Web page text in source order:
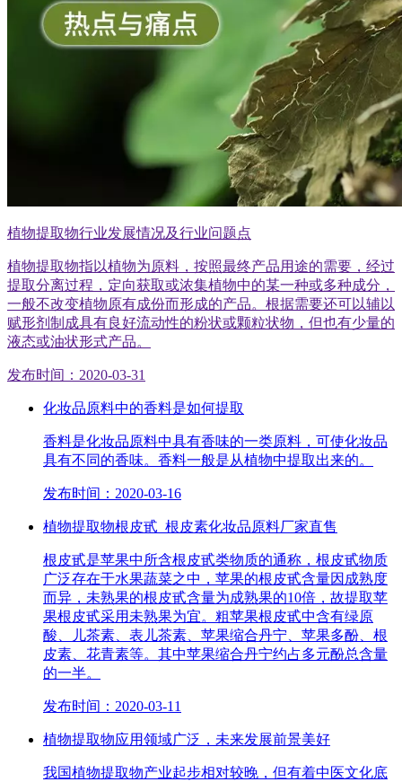
植物提取物行业发展情况及行业问题点
植物提取物指以植物为原料，按照最终产品用途的需要，经过
提取分离过程，定向获取或浓集植物中的某一种或多种成分，
一般不改变植物原有成份而形成的产品。根据需要还可以辅以
赋形剂制成具有良好流动性的粉状或颗粒状物，但也有少量的
液态或油状形式产品。
发布时间：2020-03-31
化妆品原料中的香料是如何提取
香料是化妆品原料中具有香味的一类原料，可使化妆品
具有不同的香味。香料一般是从植物中提取出来的。
发布时间：2020-03-16
植物提取物根皮甙_根皮素化妆品原料厂家直售
根皮甙是苹果中所含根皮甙类物质的通称，根皮甙物质
广泛存在于水果蔬菜之中，苹果的根皮甙含量因成熟度
而异，未熟果的根皮甙含量为成熟果的10倍，故提取苹
果根皮甙采用未熟果为宜。粗苹果根皮甙中含有绿原
酸、儿茶素、表儿茶素、苹果缩合丹宁、苹果多酚、根
皮素、花青素等。其中苹果缩合丹宁约占多元酚总含量
的一半。
发布时间：2020-03-11
植物提取物应用领域广泛，未来发展前景美好
我国植物提取物产业起步相对较晚，但有着中医文化底